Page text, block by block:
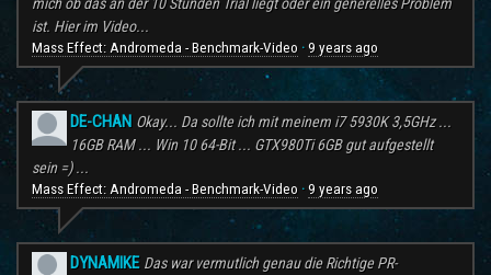
ist. Hier im Video...
Mass Effect: Andromeda - Benchmark-Video · 9 years ago
DE-CHAN Okay... Da sollte ich mit meinem i7 5930K 3,5GHz ...
16GB RAM ... Win 10 64-Bit ... GTX980Ti 6GB gut aufgestellt
sein =) ...
Mass Effect: Andromeda - Benchmark-Video · 9 years ago
DYNAMIKE Das war vermutlich genau die Richtige PR-